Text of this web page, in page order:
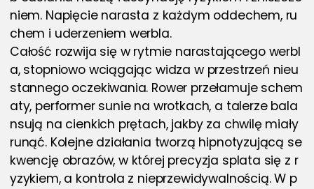
niem. Napięcie narasta z każdym oddechem, ru
chem i uderzeniem werbla.
Całość rozwija się w rytmie narastającego werbl
a, stopniowo wciągając widza w przestrzeń nieu
stannego oczekiwania. Rower przełamuje schem
aty, performer sunie na wrotkach, a talerze bala
nsują na cienkich prętach, jakby za chwilę miały
runąć. Kolejne działania tworzą hipnotyzującą se
kwencję obrazów, w której precyzja splata się z r
yzykiem, a kontrola z nieprzewidywalnością. W p